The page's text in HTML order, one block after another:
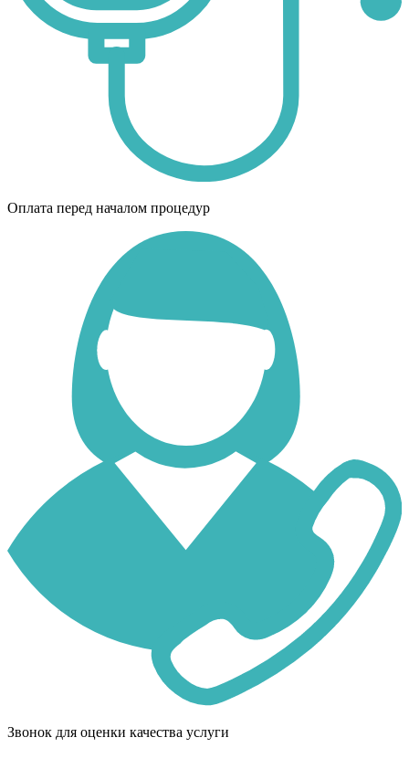
Оплата перед началом процедур
Звонок для оценки качества услуги